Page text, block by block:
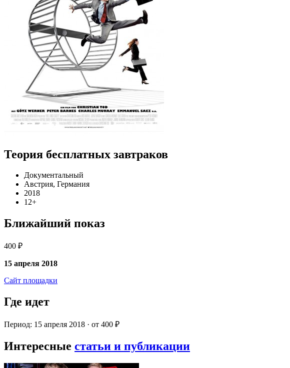
Теория бесплатных завтраков
Документальный
Австрия, Германия
2018
12+
Ближайший показ
400 ₽
15 апреля 2018
Сайт площадки
Где идет
Период: 15 апреля 2018 · от 400 ₽
Интересные статьи и публикации